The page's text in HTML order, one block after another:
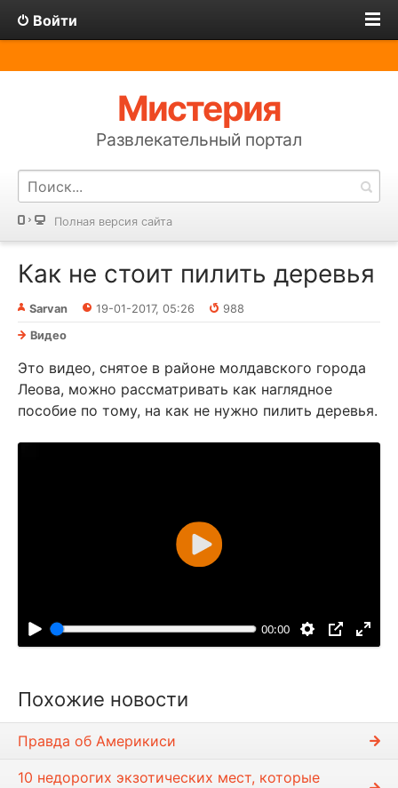
Войти
Мистерия
Развлекательный портал
Полная версия сайта
Как не стоит пилить деревья
Sarvan 19-01-2017, 05:26
988
Видео
Это видео, снятое в районе молдавского города
Леова, можно рассматривать как наглядное
пособие по тому, на как не нужно пилить деревья.
00:00
В
п
р
с
Похожие новости
Правда об Америкиси
10 недорогих экзотических мест, которые